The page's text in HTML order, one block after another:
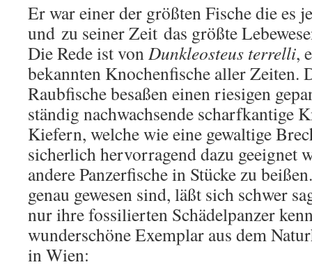
Er war einer der größten Fische die es
und zu seiner Zeit das größte
Die Rede ist vonDunkleosteus terrelli,
bekannten Knochenfische aller Zeiten.
Raubfische besaßen einen riesigen
ständig nachwachsende scharfkantige
Kiefern, welche wie eine gewaltige
sicherlich hervorragend dazu geeignet
andere Panzerfische in Stücke zu
genau gewesen sind, läßt sich schwer
nur ihre fossilierten Schädelpanzer
wunderschöne Exemplar aus dem
in Wien: